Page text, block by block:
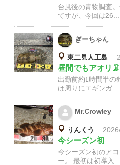
台風後の青物調査
ですが、今回は26...
ぎーちゃん
東二見人工島
昼間でもアオリ
出勤前約1時間半の
は周りにエギンガ...
Mr.Crowley
りんくう 2026/
今シーズン初
今シーズン初のア
ー。 最初は初導入...